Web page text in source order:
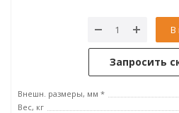
В
Запросить
Внешн. размеры, мм *
Вес, кг